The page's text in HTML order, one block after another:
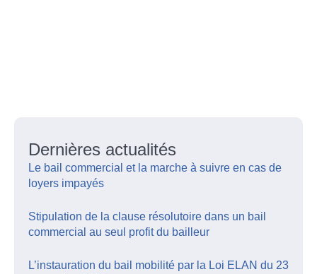
Dernières actualités
Le bail commercial et la marche à suivre en cas de
loyers impayés
Stipulation de la clause résolutoire dans un bail
commercial au seul profit du bailleur
L’instauration du bail mobilité par la Loi ELAN du 23